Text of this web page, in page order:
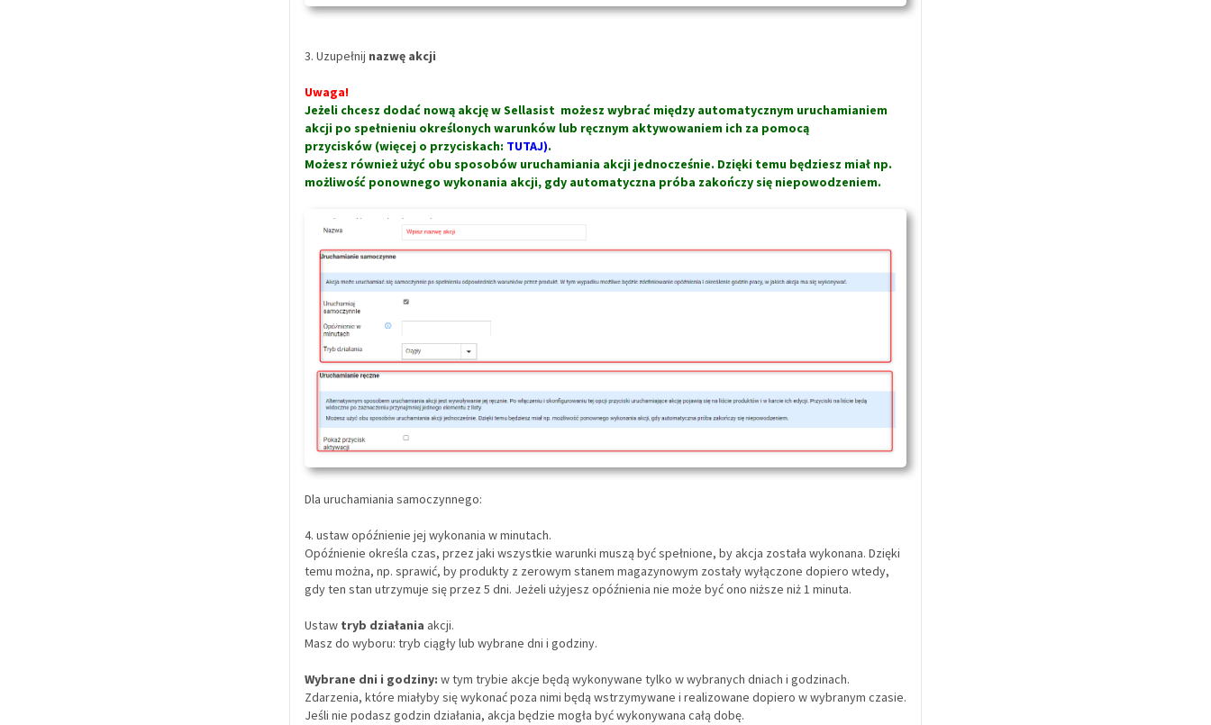
3. Uzupełnij nazwę akcji
Uwaga!
Jeżeli chcesz dodać nową akcję w Sellasist możesz wybrać między automatycznym uruchamianiem
akcji po spełnieniu określonych warunków lub ręcznym aktywowaniem ich za pomocą
przycisków(więcej o przyciskach: TUTAJ).
Możesz również użyć obu sposobów uruchamiania akcji jednocześnie. Dzięki temu będziesz miał np.
możliwość ponownego wykonania akcji, gdy automatyczna próba zakończy się niepowodzeniem.
Dla uruchamiania samoczynnego:
4. ustaw opóźnienie jej wykonania w minutach.
Opóźnienie określa czas, przez jaki wszystkie warunki muszą być spełnione, by akcja została wykonana. Dzięki
temu można, np. sprawić, by produkty z zerowym stanem magazynowym zostały wyłączone dopiero wtedy,
gdy ten stan utrzymuje się przez 5 dni. Jeżeli użyjesz opóźnienia nie może być ono niższe niż 1 minuta.
Ustaw tryb działania akcji.
Masz do wyboru: tryb ciągły lub wybrane dni i godziny.
Wybrane dni i godziny: w tym trybie akcje będą wykonywane tylko w wybranych dniach i godzinach.
Zdarzenia, które miałyby się wykonać poza nimi będą wstrzymywane i realizowane dopiero w wybranym czasie.
Jeśli nie podasz godzin działania, akcja będzie mogła być wykonywana całą dobę.